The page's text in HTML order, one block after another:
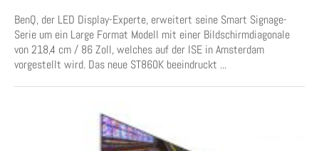
BenQ, der LED Display-Experte, erweitert seine Smart Signage-
Serie um ein Large Format Modell mit einer Bildschirmdiagonale
von 218,4 cm / 86 Zoll, welches auf der ISE in Amsterdam
vorgestellt wird. Das neue ST860K beeindruckt ...